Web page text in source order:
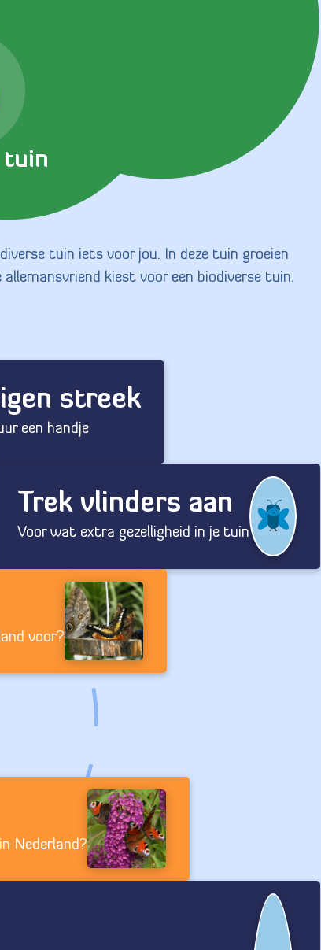
tuin
tuin iets voor jou. In deze tuin groeien
kiest voor een biodiverse tuin.
streek
een handje
Trek vlinders aan
Voor wat extra gezelligheid in je tuin
voor?
Nederland?